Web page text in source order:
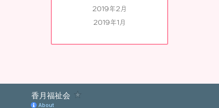
2019年2月
2019年1月